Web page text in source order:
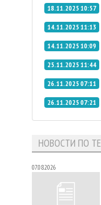
18.11.2025 10:57
14.11.2025 11:13
14.11.2025 10:09
25.11.2025 11:44
26.11.2025 07:11
26.11.2025 07:21
НОВОСТИ ПО
07.08.2026